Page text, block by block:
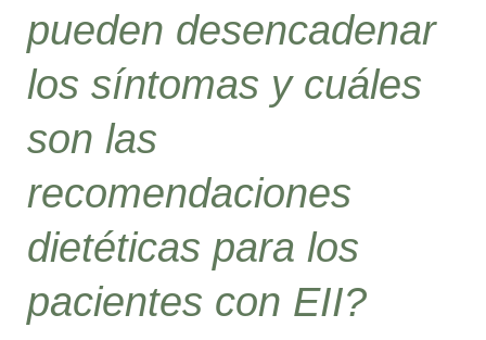
pueden desencadenar
los síntomas y cuáles
son las
recomendaciones
dietéticas para los
pacientes con EII?